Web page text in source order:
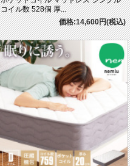
コイル数 528個 厚...
価格:14,600円(税込)